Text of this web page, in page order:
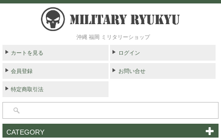
沖縄 福岡 ミリタリーショップ
カートを見る ログイン
会員登録 お問い合せ
特定商取引法
CATEGORY